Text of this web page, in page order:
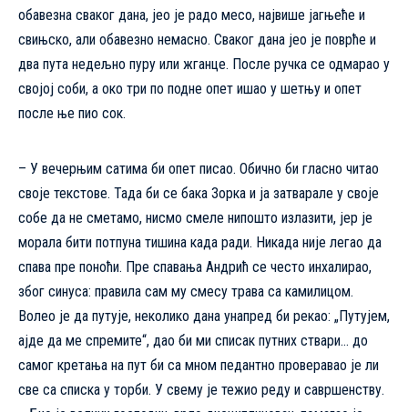
обавезна сваког дана, јео је радо месо, највише јагњеће и
свињско, али обавезно немасно. Сваког дана јео је поврће и
два пута недељно пуру или жганце. После ручка се одмарао у
својој соби, а око три по подне опет ишао у шетњу и опет
после ње пио сок.
– У вечeрњим сатима би опет писао. Обично би гласно читао
своје текстове. Тада би се бака Зорка и ја затварале у своје
собе да не сметамо, нисмо смеле нипошто излазити, јер је
морала бити потпуна тишина када ради. Никада није легао да
спава пре поноћи. Пре спавања Андрић се често инхалирао,
због синуса: правила сам му смесу трава са камилицом.
Волео је да путује, неколико дана унапред би рекао: „Путујем,
ајде да ме спремите“, дао би ми списак путних ствари… до
самог кретања на пут би са мном педантно проверавао је ли
све са списка у торби. У свему је тежио реду и савршенству.